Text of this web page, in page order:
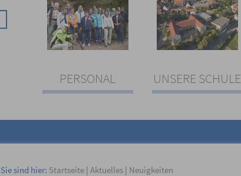
PERSONAL UNSERE SCHULE
Sie sind hier: Startseite| Aktuelles| Neuigkeiten